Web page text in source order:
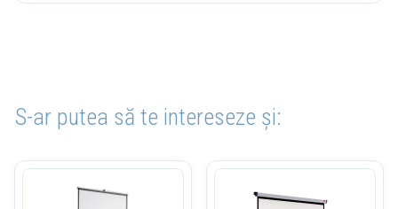
S-ar putea să te intereseze și: